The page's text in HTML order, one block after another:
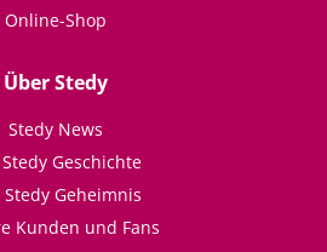
Online-Shop
Über Stedy
Stedy News
Geschichte
Stedy Geheimnis
Kunden und Fans